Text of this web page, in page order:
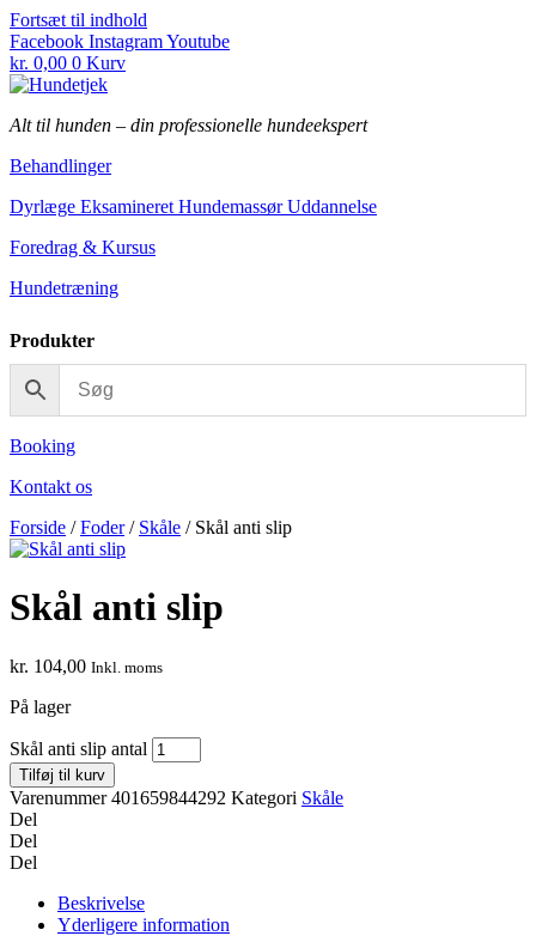
Fortsæt til indhold
Facebook InstagramYoutube
kr. 0,00 0 Kurv
Alt til hunden – din professionelle hundeekspert
Behandlinger
Dyrlæge Eksamineret Hundemassør Uddannelse
Foredrag & Kursus
Hundetræning
Produkter
Booking
Kontakt os
Forside /Foder/ Skåle / Skål anti slip
Skål anti slip
kr. 104,00 Inkl. moms
På lager
Skål anti slip antal
Tilføj til kurv
Varenummer401659844292 Kategori Skåle
Del
Del
Del
Beskrivelse
Yderligere information